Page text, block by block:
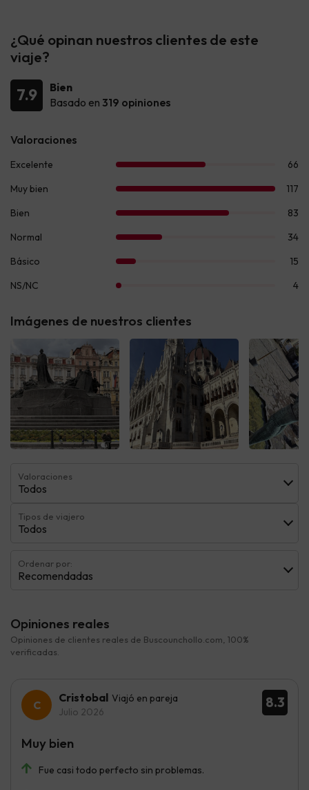
¿Qué opinan nuestros clientes de este
viaje?
7.9
Bien
Basado en 319 opiniones
Imágenes de nuestros clientes
Valoraciones
Todos
Tipos de viajero
Todos
Ordenar por:
Recomendadas
Opiniones reales
Opiniones de clientes reales de Buscounchollo.com, 100%
verificadas.
8.3
Cristobal Viajó en pareja
Julio 2026
Fue casi todo perfecto sin problemas.
Muy bien